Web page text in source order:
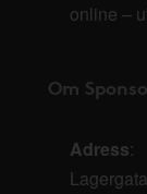
online –
Om
Adress: